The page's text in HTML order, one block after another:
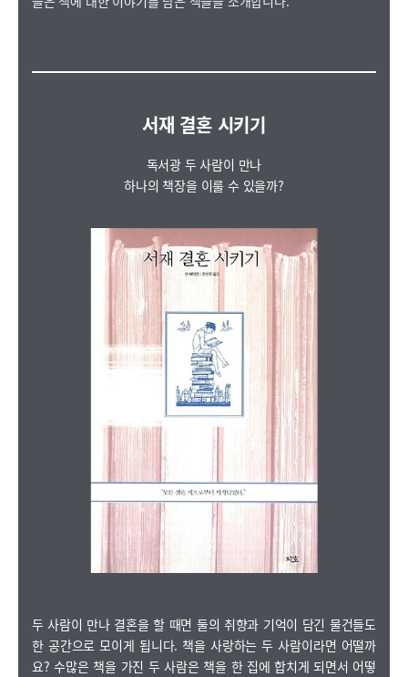
서재 결혼 시키기
독서광 두 사람이 만나
하나의 책장을 이룰 수 있을까?
두 사람이 만나 결혼을 할 때면 둘의 취향과 기억이 담긴 물건들도
한 공간으로 모이게 됩니다. 책을 사랑하는 두 사람이라면 어떨까
요? 수많은 책을 가진 두 사람은 책을 한 집에 합치게 되면서 어떻